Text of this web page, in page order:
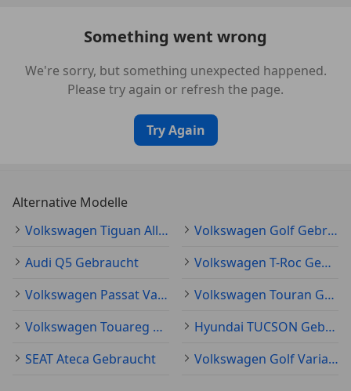
Something went wrong
We're sorry, but something unexpected happened.
Please try again or refresh the page.
Try Again
Alternative Modelle
Volkswagen Tiguan Allspace Gebraucht
Volkswagen Golf Gebraucht
Audi Q5 Gebraucht
Volkswagen T-Roc Gebraucht
Volkswagen Passat Variant Gebraucht
Volkswagen Touran Gebraucht
Volkswagen Touareg Gebraucht
Hyundai TUCSON Gebraucht
SEAT Ateca Gebraucht
Volkswagen Golf Variant Gebraucht